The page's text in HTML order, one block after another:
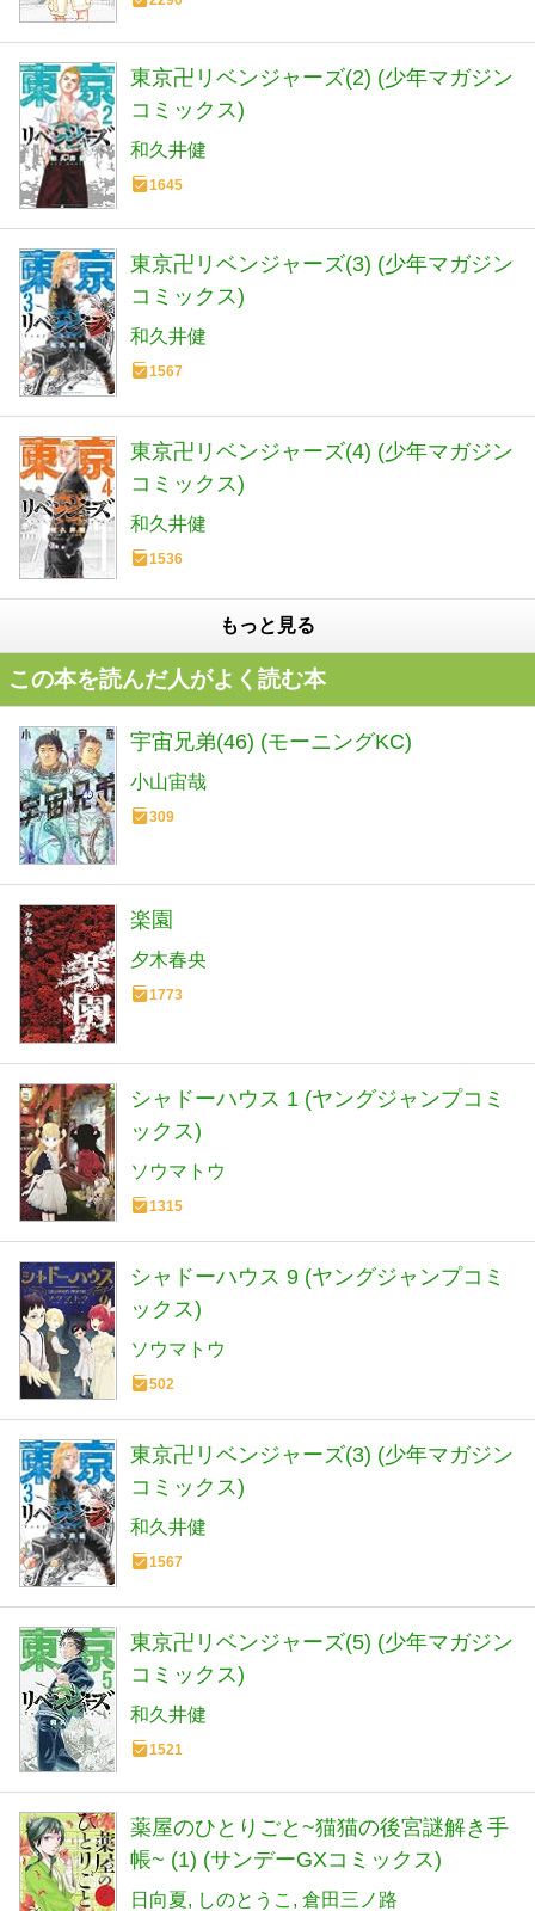
東京卍リベンジャーズ(2) (少年マガジン
コミックス)
和久井健
1645
東京卍リベンジャーズ(3) (少年マガジン
コミックス)
和久井健
1567
東京卍リベンジャーズ(4) (少年マガジン
コミックス)
和久井健
1536
もっと見る
この本を読んだ人がよく読む本
宇宙兄弟(46) (モーニングKC)
小山宙哉
309
楽園
夕木春央
1773
シャドーハウス 1 (ヤングジャンプコミ
ックス)
ソウマトウ
1315
シャドーハウス 9 (ヤングジャンプコミ
ックス)
ソウマトウ
502
東京卍リベンジャーズ(3) (少年マガジン
コミックス)
和久井健
1567
東京卍リベンジャーズ(5) (少年マガジン
コミックス)
和久井健
1521
薬屋のひとりごと~猫猫の後宮謎解き手
帳~ (1) (サンデーGXコミックス)
日向夏 しのとうこ 倉田三ノ路